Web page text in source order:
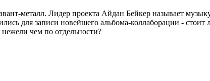
металл. Лидер проекта Айдан Бейкер называет
для записи новейшего альбома-коллаборации -
чем по отдельности?